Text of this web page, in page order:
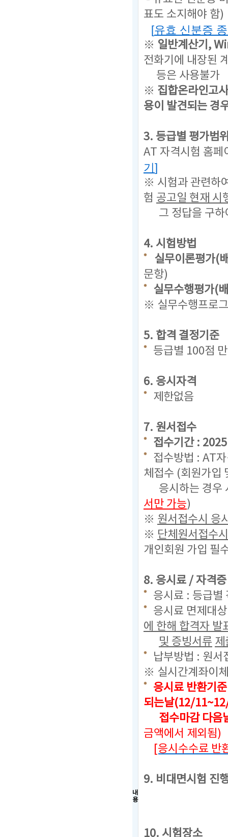
내
용
표도 소지해야 함)
[유효 신분증
※ 일반계산기,
전화기에 내장된
등은 사용불가
※ 집합온라인고
용이 발견되는 경
3. 등급별 평가범
AT 자격시험 홈페
기]
※ 시험과 관련하
험 공고일 현재 시
그 정답을 구하
4. 시험방법
실무이론평가(
문항)
실무수행평가(
※ 실무수행프로
5. 합격 결정기준
등급별 100점
6. 응시자격
제한없음
7. 원서접수
접수기간 :
접수방법 : AT
체접수 (회원가입
응시하는 경우
서만 가능)
※ 원서접수시 응
※ 단체원서접수
개인회원 가입 필
8. 응시료 / 자격
응시료 : 등급
응시료 면제대
에 한해 합격자 발
및 증빙서류 제
납부방법 : 원서
※ 실시간계좌이
응시료 반환기
되는날(12/
접수마감 다음
금액에서 제외됨)
[응시수수료 반
9. 비대면시험 진
10. 시험장소